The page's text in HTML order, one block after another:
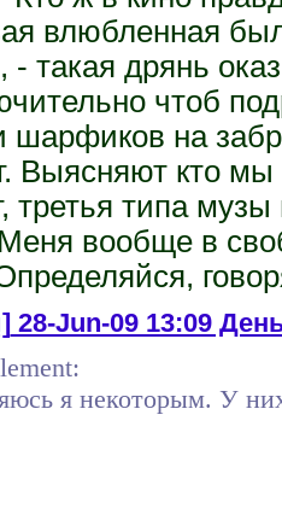
влюбленная
такая дрянь
чтоб
шарфиков на
Выясняют кто
третья типа
вообще в
28-Jun-09 13:09
я некоторым. У